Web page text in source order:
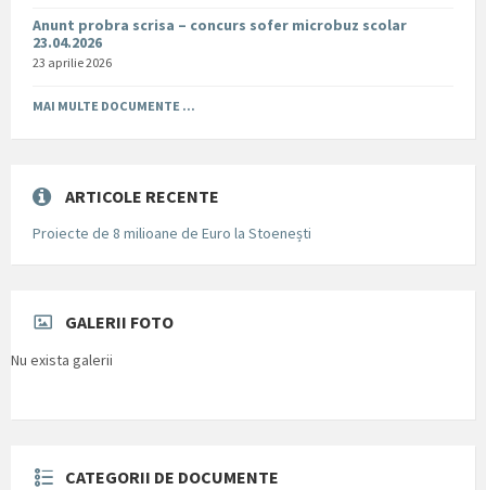
Anunt probra scrisa – concurs sofer microbuz scolar
23.04.2026
23 aprilie 2026
MAI MULTE DOCUMENTE ...
ARTICOLE RECENTE
Proiecte de 8 milioane de Euro la Stoenești
GALERII FOTO
Nu exista galerii
CATEGORII DE DOCUMENTE